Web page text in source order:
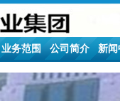
业务范围 公司简介 新闻